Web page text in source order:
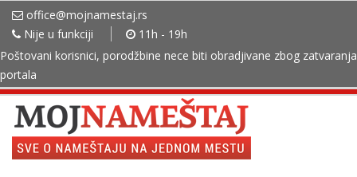
office@mojnamestaj.rs
Nije u funkciji
11h - 19h
Poštovani korisnici, porodžbine nece biti obradjivane zbog zatvaranja
portala